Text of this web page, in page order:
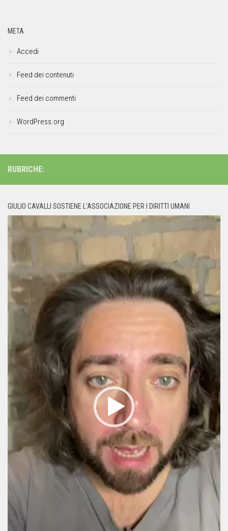
META
Accedi
Feed dei contenuti
Feed dei commenti
WordPress.org
RUBRICHE:
GIULIO CAVALLI SOSTIENE L’ASSOCIAZIONE PER I DIRITTI UMANI
Player